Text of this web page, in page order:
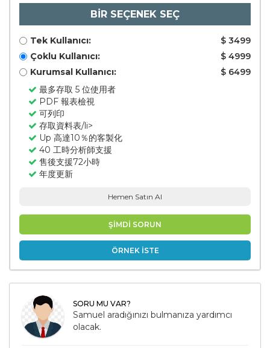
BİR SEÇENEK SEÇ
Tek Kullanıcı:
$ 3499
Çoklu Kullanıcı:
$ 4999
Kurumsal Kullanıcı:
$ 6499
最多存取 5 位使用者
PDF 報表檢視
可列印
存取資料表/li>
Up 高達10％的客製化
40 工時分析師支援
售後支援72小時
年度更新
Hemen Satın Al
ŞİMDİ SORUN
ÖRNEK İSTE
SORU MU VAR?
Samuel aradığınızı bulmanıza yardımcı
olacak.